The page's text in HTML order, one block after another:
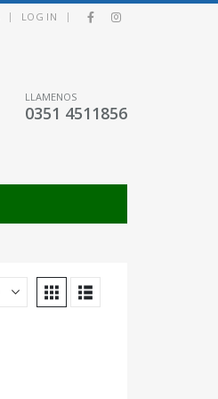
| LOG IN |
LLAMENOS
0351 4511856